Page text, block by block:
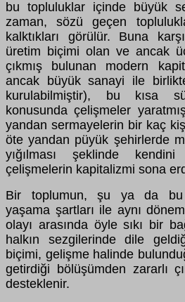
bu topluluklar içinde büyük
zaman, sözü geçen
kalktıkları görülür. Buna
üretim biçimi olan ve ancak
çıkmış bulunan modern
ancak büyük sanayi ile
kurulabilmiştir), bu kısa
konusunda çelişmeler
yandan sermayelerin bir kaç
öte yandan püyük şehirlerde
yığılması şeklinde
çelişmelerin kapitalizmi sona
Bir toplumun, şu ya da bu
yaşama şartları ile aynı
olayı arasında öyle sıkı bir
halkın sezgilerinde dile
biçimi, gelişme halinde
getirdiği bölüşümden zararlı
desteklenir.